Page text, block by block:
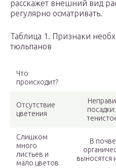
расскажет внешний вид
регулярно осматривать.
Таблица 1. Признаки
тюльпанов
Что
происходит?
Отсутствие
цветения
Слишком
много
листьев и
мало цветов
В
выносятся